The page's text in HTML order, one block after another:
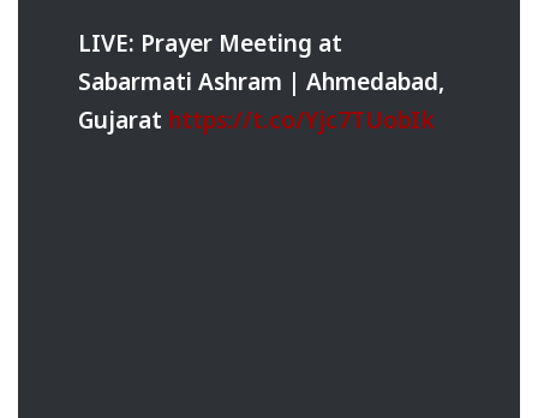
LIVE: Prayer Meeting at
Sabarmati Ashram | Ahmedabad,
Gujarat https://t.co/Yjc7TUobIk